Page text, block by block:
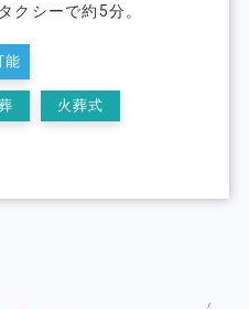
クシーで約5分。
能
火葬式